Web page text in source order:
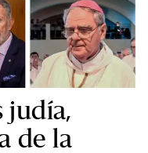
judía,
de la